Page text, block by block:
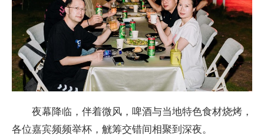
夜幕降临，伴着微风，啤酒与当地特色食材烧烤，
各位嘉宾频频举杯，觥筹交错间相聚到深夜。